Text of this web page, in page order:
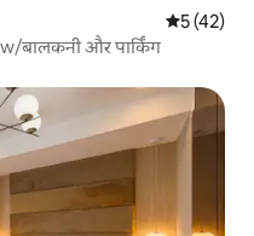
औसत रेटिंग
5 (42)
बालकनी और पार्किंग